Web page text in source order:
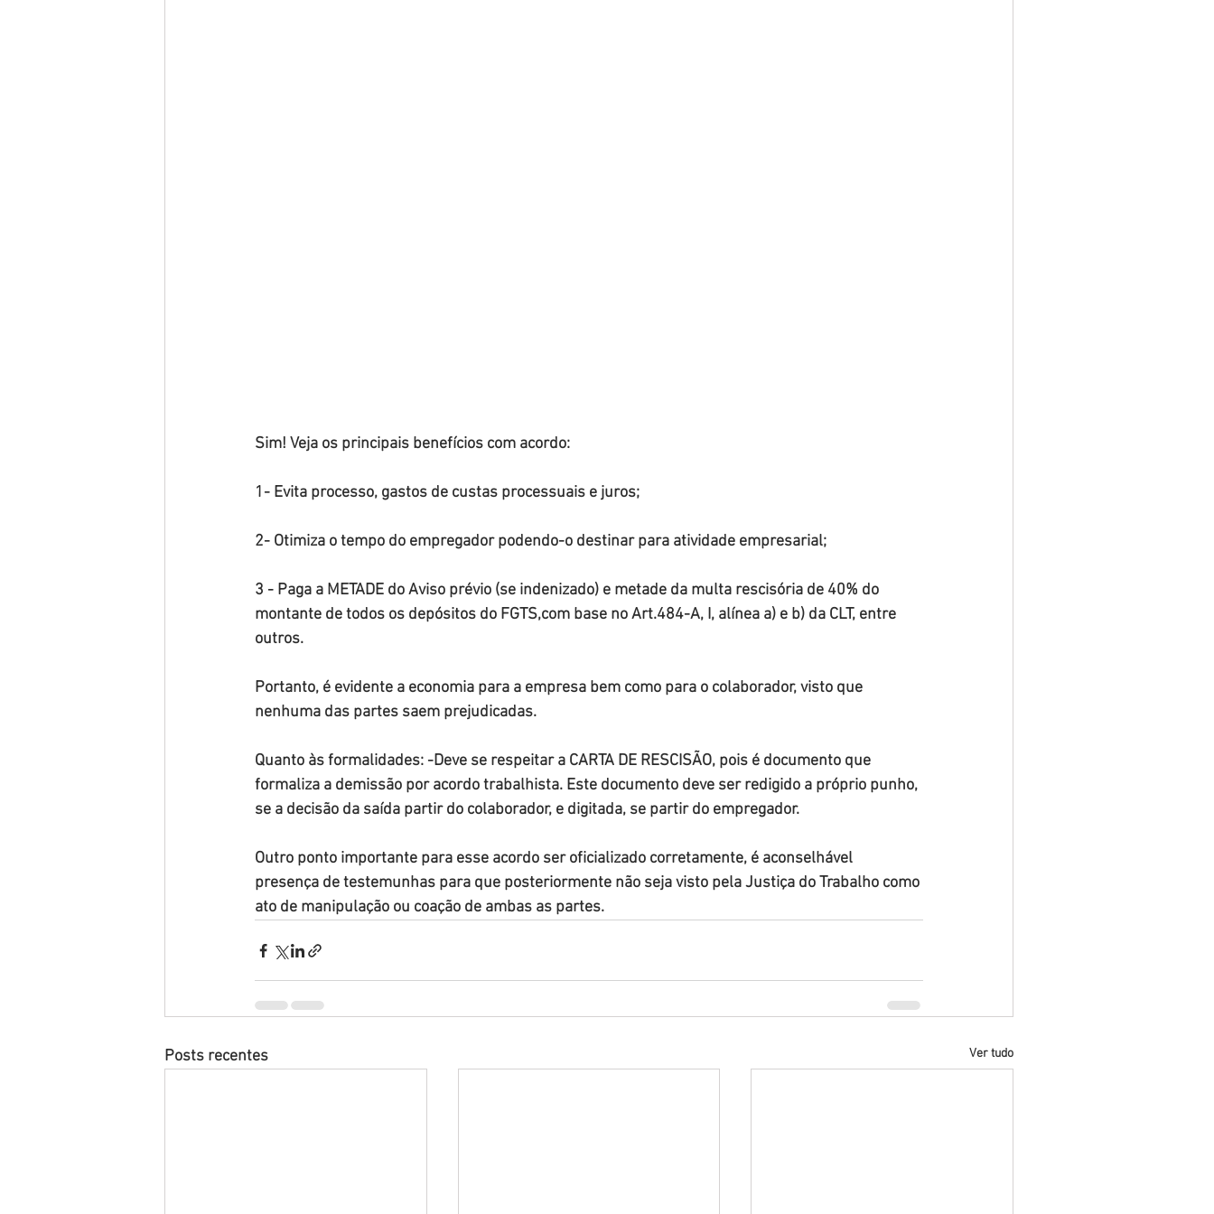
Sim! Veja os principais benefícios com acordo:
1- Evita processo, gastos de custas processuais e juros;
2- Otimiza o tempo do empregador podendo-o destinar para atividade empresarial;
3 - Paga a METADE do Aviso prévio (se indenizado) e metade da multa rescisória de 40% do
montante de todos os depósitos do FGTS,com base no Art.484-A, I, alínea a) e b) da CLT, entre
outros.
Portanto, é evidente a economia para a empresa bem como para o colaborador, visto que
nenhuma das partes saem prejudicadas.
Quanto às formalidades: -Deve se respeitar a CARTA DE RESCISÃO, pois é documento que
formaliza a demissão por acordo trabalhista. Este documento deve ser redigido a próprio punho,
se a decisão da saída partir do colaborador, e digitada, se partir do empregador.
Outro ponto importante para esse acordo ser oficializado corretamente, é aconselhável
presença de testemunhas para que posteriormente não seja visto pela Justiça do Trabalho como
ato de manipulação ou coação de ambas as partes.
Posts recentes Ver tudo